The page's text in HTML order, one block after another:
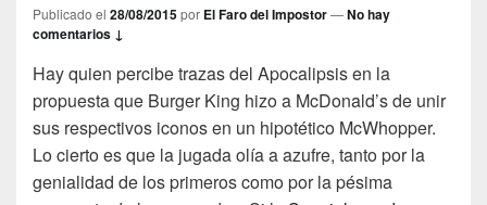
Publicado el 28/08/2015por El Faro del Impostor—No hay
comentarios ↓
Hay quien percibe trazas del Apocalipsis en la
propuesta que Burger King hizo a McDonald’s de unir
sus respectivos iconos en un hipotético McWhopper.
Lo cierto es que la jugada olía a azufre, tanto por la
genialidad de los primeros como por la pésima